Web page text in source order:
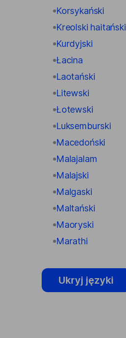
Korsykański
Kreolski haitański
Kurdyjski
Łacina
Laotański
Litewski
Łotewski
Luksemburski
Macedoński
Malajalam
Malajski
Malgaski
Maltański
Maoryski
Marathi
Ukryj języki